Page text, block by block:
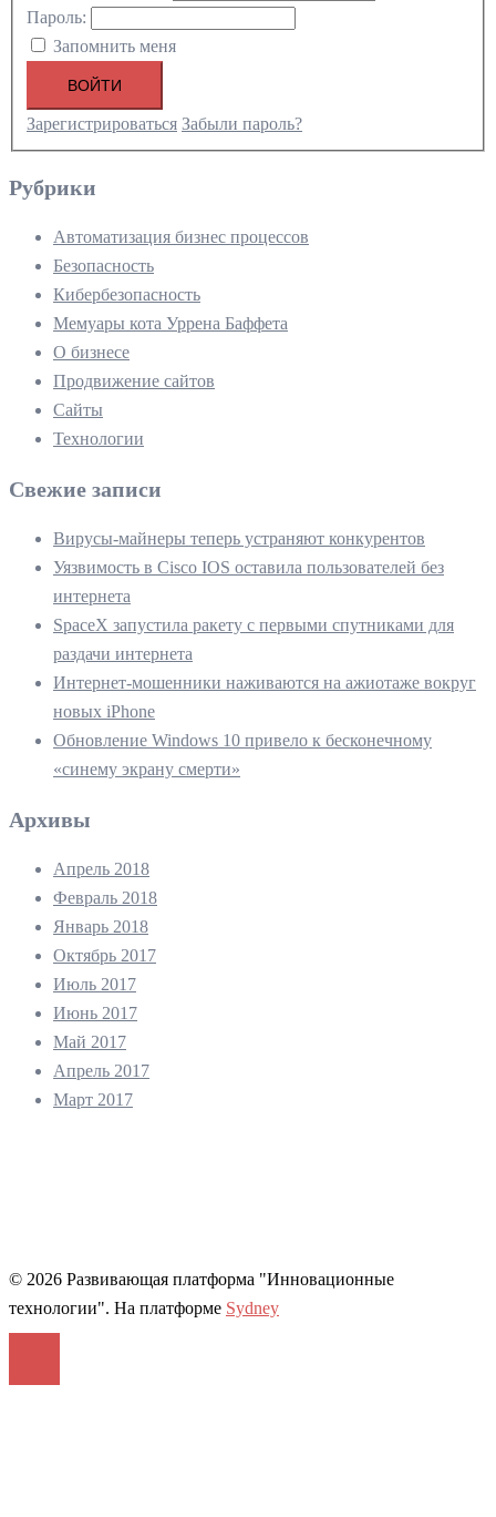
Пароль:
Запомнить меня
ВОЙТИ
Зарегистрироваться Забыли пароль?
Рубрики
Автоматизация бизнес процессов
Безопасность
Кибербезопасность
Мемуары кота Уррена Баффета
О бизнесе
Продвижение сайтов
Сайты
Технологии
Свежие записи
Вирусы-майнеры теперь устраняют конкурентов
Уязвимость в Cisco IOS оставила пользователей без
интернета
SpaceX запустила ракету с первыми спутниками для
раздачи интернета
Интернет-мошенники наживаются на ажиотаже вокруг
новых iPhone
Обновление Windows 10 привело к бесконечному
«синему экрану смерти»
Архивы
Апрель 2018
Февраль 2018
Январь 2018
Октябрь 2017
Июль 2017
Июнь 2017
Май 2017
Апрель 2017
Март 2017
© 2026 Развивающая платформа "Инновационные
технологии". На платформе Sydney
Войти